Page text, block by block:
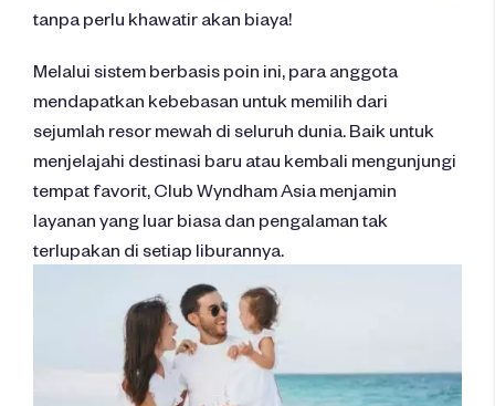
tanpa perlu khawatir akan biaya!
Melalui sistem berbasis poin ini, para anggota
mendapatkan kebebasan untuk memilih dari
sejumlah resor mewah di seluruh dunia. Baik untuk
menjelajahi destinasi baru atau kembali mengunjungi
tempat favorit, Club Wyndham Asia menjamin
layanan yang luar biasa dan pengalaman tak
terlupakan di setiap liburannya.